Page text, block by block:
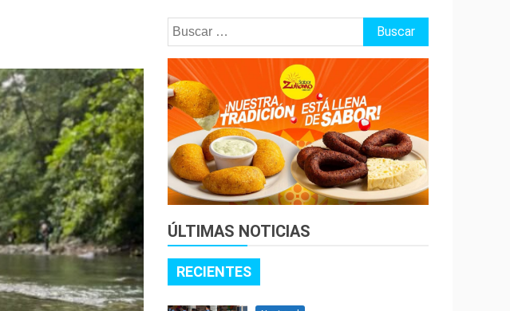
Buscar:
ÚLTIMAS NOTICIAS
RECIENTES